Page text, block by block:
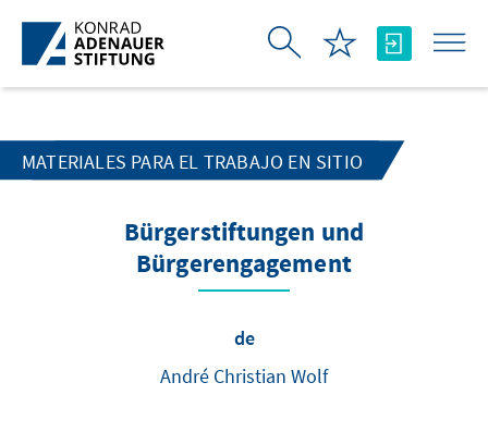
Saltar al contenido principal
MATERIALES PARA EL TRABAJO EN SITIO
Bürgerstiftungen und
Bürgerengagement
de
André Christian Wolf